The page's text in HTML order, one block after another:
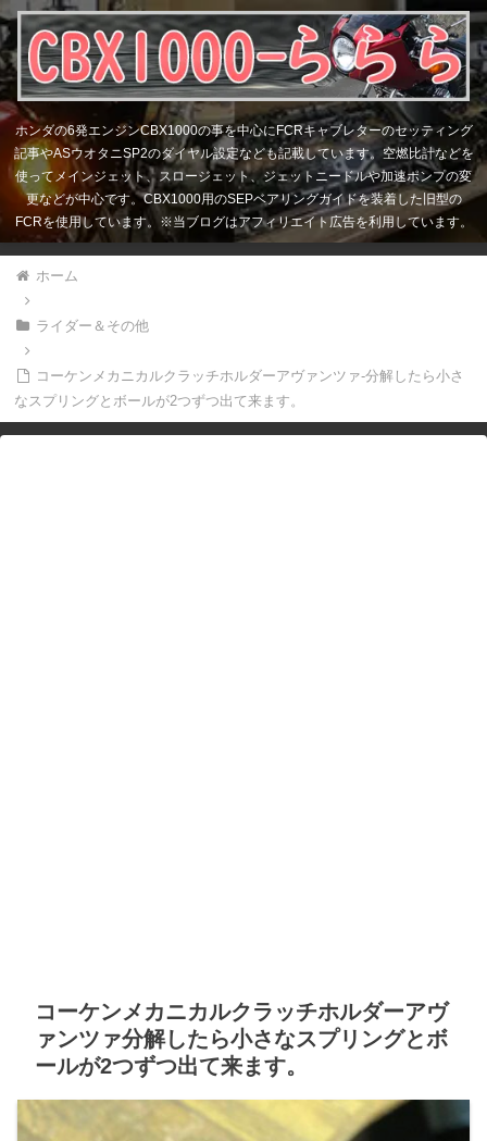
ホンダの6発エンジンCBX1000の事を中心にFCRキャブレターのセッティング
記事やASウオタニSP2のダイヤル設定なども記載しています。空燃比計などを
使ってメインジェット、スロージェット、ジェットニードルや加速ポンプの変
更などが中心です。CBX1000用のSEPベアリングガイドを装着した旧型の
FCRを使用しています。※当ブログはアフィリエイト広告を利用しています。
ホーム
ライダー＆その他
コーケンメカニカルクラッチホルダーアヴァンツァ-分解したら小さ
なスプリングとボールが2つずつ出て来ます。
コーケンメカニカルクラッチホルダーアヴ
ァンツァ分解したら小さなスプリングとボ
ールが2つずつ出て来ます。